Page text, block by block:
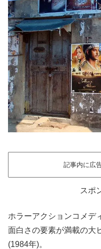
記事内に広
スポ
ホラーアクションコメデ
面白さの要素が満載の大
(1984年)。